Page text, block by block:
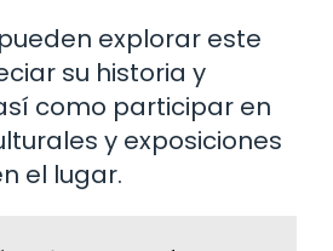
explorar este
su historia y
como participar en
y exposiciones
el lugar.